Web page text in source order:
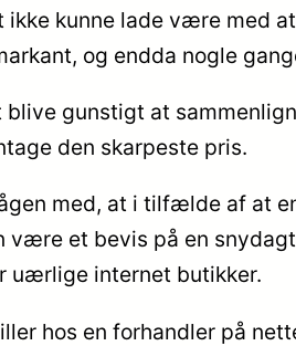
kunne lade være med
og endda nogle
gunstigt at
den skarpeste pris.
med, at i tilfælde af at
være et bevis på en
uærlige internet butikker.
hos en forhandler på